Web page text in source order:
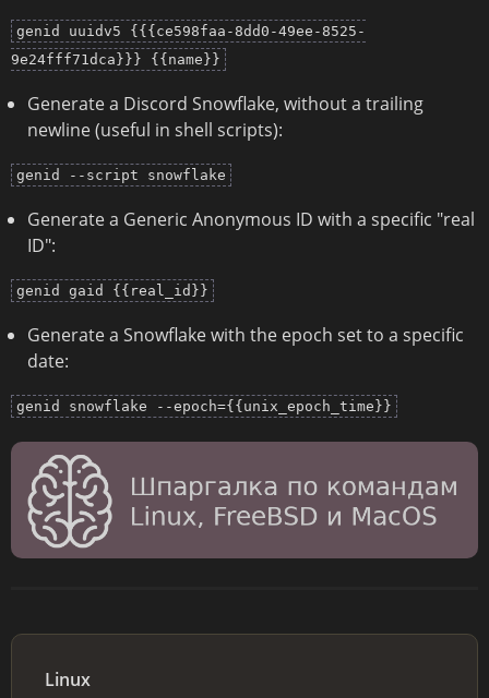
genid uuidv5 {{{ce598faa-8dd0-49ee-8525-
9e24fff71dca}}} {{name}}
Generate a Discord Snowflake, without a trailing
newline (useful in shell scripts):
genid --script snowflake
Generate a Generic Anonymous ID with a specific "real
ID":
genid gaid {{real_id}}
Generate a Snowflake with the epoch set to a specific
date:
genid snowflake --epoch={{unix_epoch_time}}
Linux